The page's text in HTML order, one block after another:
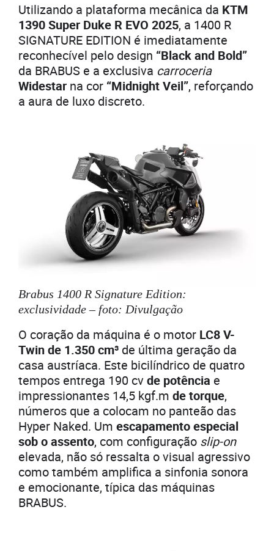
Utilizando a plataforma mecânica da KTM
1390 Super Duke R EVO 2025, a 1400 R
SIGNATURE EDITION é imediatamente
reconhecível pelo design “Black and Bold”
da BRABUS e a exclusiva carroceria
Widestar na cor “Midnight Veil”, reforçando
a aura de luxo discreto.
Brabus 1400 R Signature Edition:
exclusividade – foto: Divulgação
O coração da máquina é o motor LC8 V-
Twin de 1.350 cm³ de última geração da
casa austríaca. Este bicilíndrico de quatro
tempos entrega 190 cvde potência e
impressionantes 14,5 kgf.m de torque,
números que a colocam no panteão das
Hyper Naked. Um escapamento especial
sob o assento, com configuração slip-on
elevada, não só ressalta o visual agressivo
como também amplifica a sinfonia sonora
e emocionante, típica das máquinas
BRABUS.